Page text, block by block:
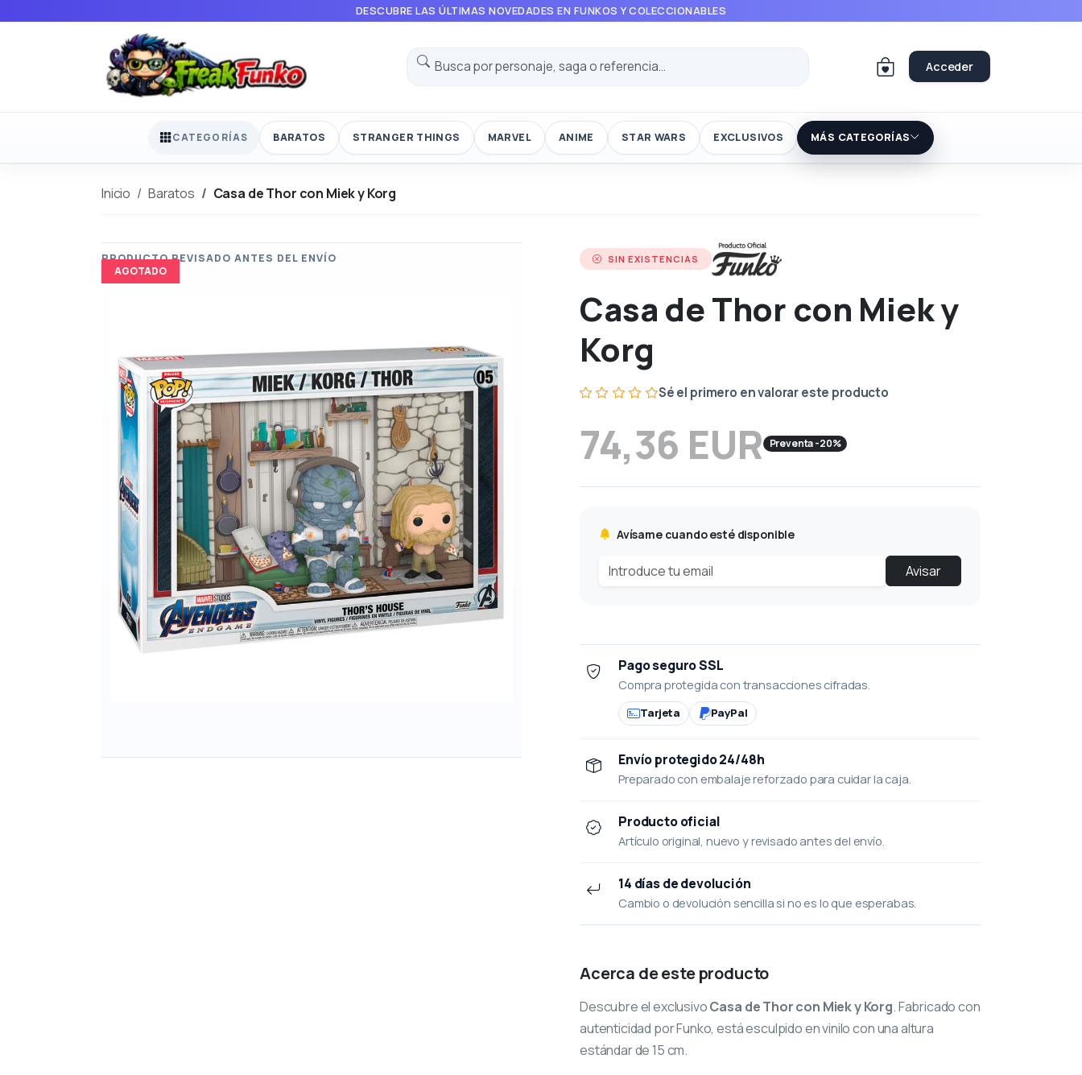
DESCUBRE LAS ÚLTIMAS NOVEDADES EN FUNKOS Y COLECCIONABLES
Acceder
CATEGORÍAS BARATOS STRANGER THINGS MARVEL ANIME STAR WARS EXCLUSIVOS MÁS CATEGORÍAS
Inicio Baratos Casa de Thor con Miek y Korg
AGOTADO
SIN EXISTENCIAS
Casa de Thor con Miek y
Korg
Sé el primero en valorar este producto
74,36 EUR Preventa -20%
Avísame cuando esté disponible
Avisar
Pago seguro SSL
Compra protegida con transacciones cifradas.
Tarjeta PayPal
Envío protegido 24/48h
Preparado con embalaje reforzado para cuidar la caja.
Producto oficial
Artículo original, nuevo y revisado antes del envío.
14 días de devolución
Cambio o devolución sencilla si no es lo que esperabas.
Acerca de este producto
Descubre el exclusivoCasa de Thor con Miek y Korg. Fabricado con
autenticidad por Funko, está esculpido en vinilo con una altura
estándar de 15 cm.